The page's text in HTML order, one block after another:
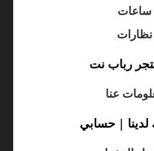
ساعات
نظارات
رباب نت
عنا
| حسابي